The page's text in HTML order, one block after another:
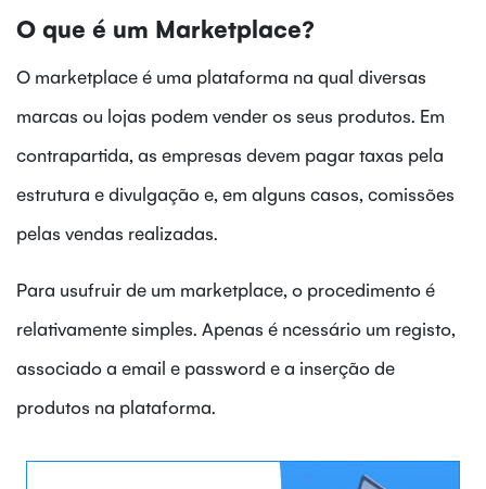
O que é um Marketplace?
O marketplace é uma plataforma na qual diversas
marcas ou lojas podem vender os seus produtos. Em
contrapartida, as empresas devem pagar taxas pela
estrutura e divulgação e, em alguns casos, comissões
pelas vendas realizadas.
Para usufruir de um marketplace, o procedimento é
relativamente simples. Apenas é ncessário um registo,
associado a email e password e a inserção de
produtos na plataforma.